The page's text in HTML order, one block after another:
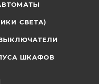
СВЕТА)
ШКАФОВ